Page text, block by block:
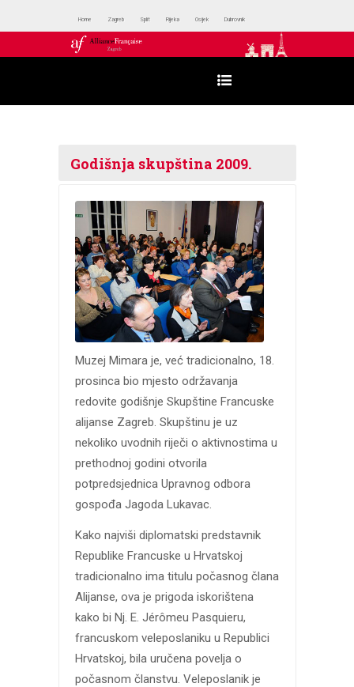
Home Zagreb Split Rijeka Osijek Dubrovnik
Godišnja skupština 2009.
Muzej Mimara je, već tradicionalno, 18.
prosinca bio mjesto održavanja
redovite godišnje Skupštine Francuske
alijanse Zagreb. Skupštinu je uz
nekoliko uvodnih riječi o aktivnostima u
prethodnoj godini otvorila
potpredsjednica Upravnog odbora
gospođa Jagoda Lukavac.
Kako najviši diplomatski predstavnik
Republike Francuske u Hrvatskoj
tradicionalno ima titulu počasnog člana
Alijanse, ova je prigoda iskorištena
kako bi Nj. E. Jérômeu Pasquieru,
francuskom veleposlaniku u Republici
Hrvatskoj, bila uručena povelja o
počasnom članstvu. Veleposlanik je